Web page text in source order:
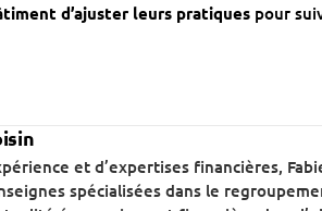
d’ajuster leurs pratiques pour
et d’expertises financières,
spécialisées dans le